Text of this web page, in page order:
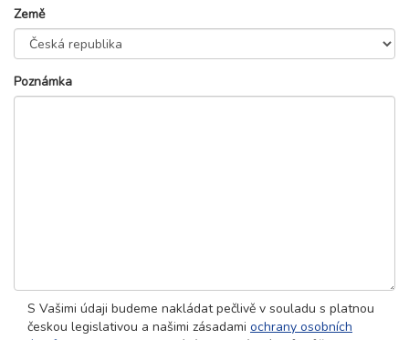
Země
Poznámka
S Vašimi údaji budeme nakládat pečlivě v souladu s platnou
českou legislativou a našimi zásadami ochrany osobních